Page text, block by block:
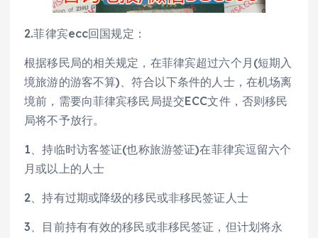
2.菲律宾ecc回国规定：
根据移民局的相关规定，在菲律宾超过六个月(短期入
境旅游的游客不算)、符合以下条件的人士，在机场离
境前，需要向菲律宾移民局提交ECC文件，否则移民
局将不予放行。
1、持临时访客签证(也称旅游签证)在菲律宾逗留六个
月或以上的人士
2、持有过期或降级的移民或非移民签证人士
3、目前持有有效的移民或非移民签证，但计划将永